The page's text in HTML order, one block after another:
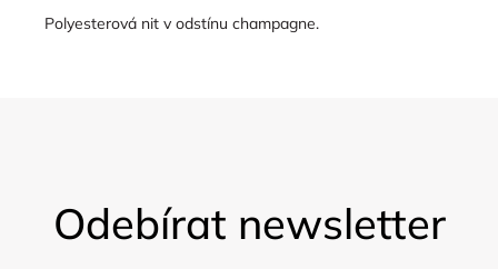
Polyesterová nit v odstínu champagne.
Odebírat newsletter